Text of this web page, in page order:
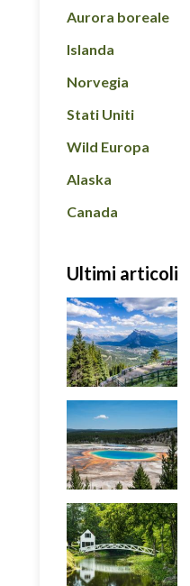
Aurora boreale
Islanda
Norvegia
Stati Uniti
Wild Europa
Alaska
Canada
Ultimi articoli